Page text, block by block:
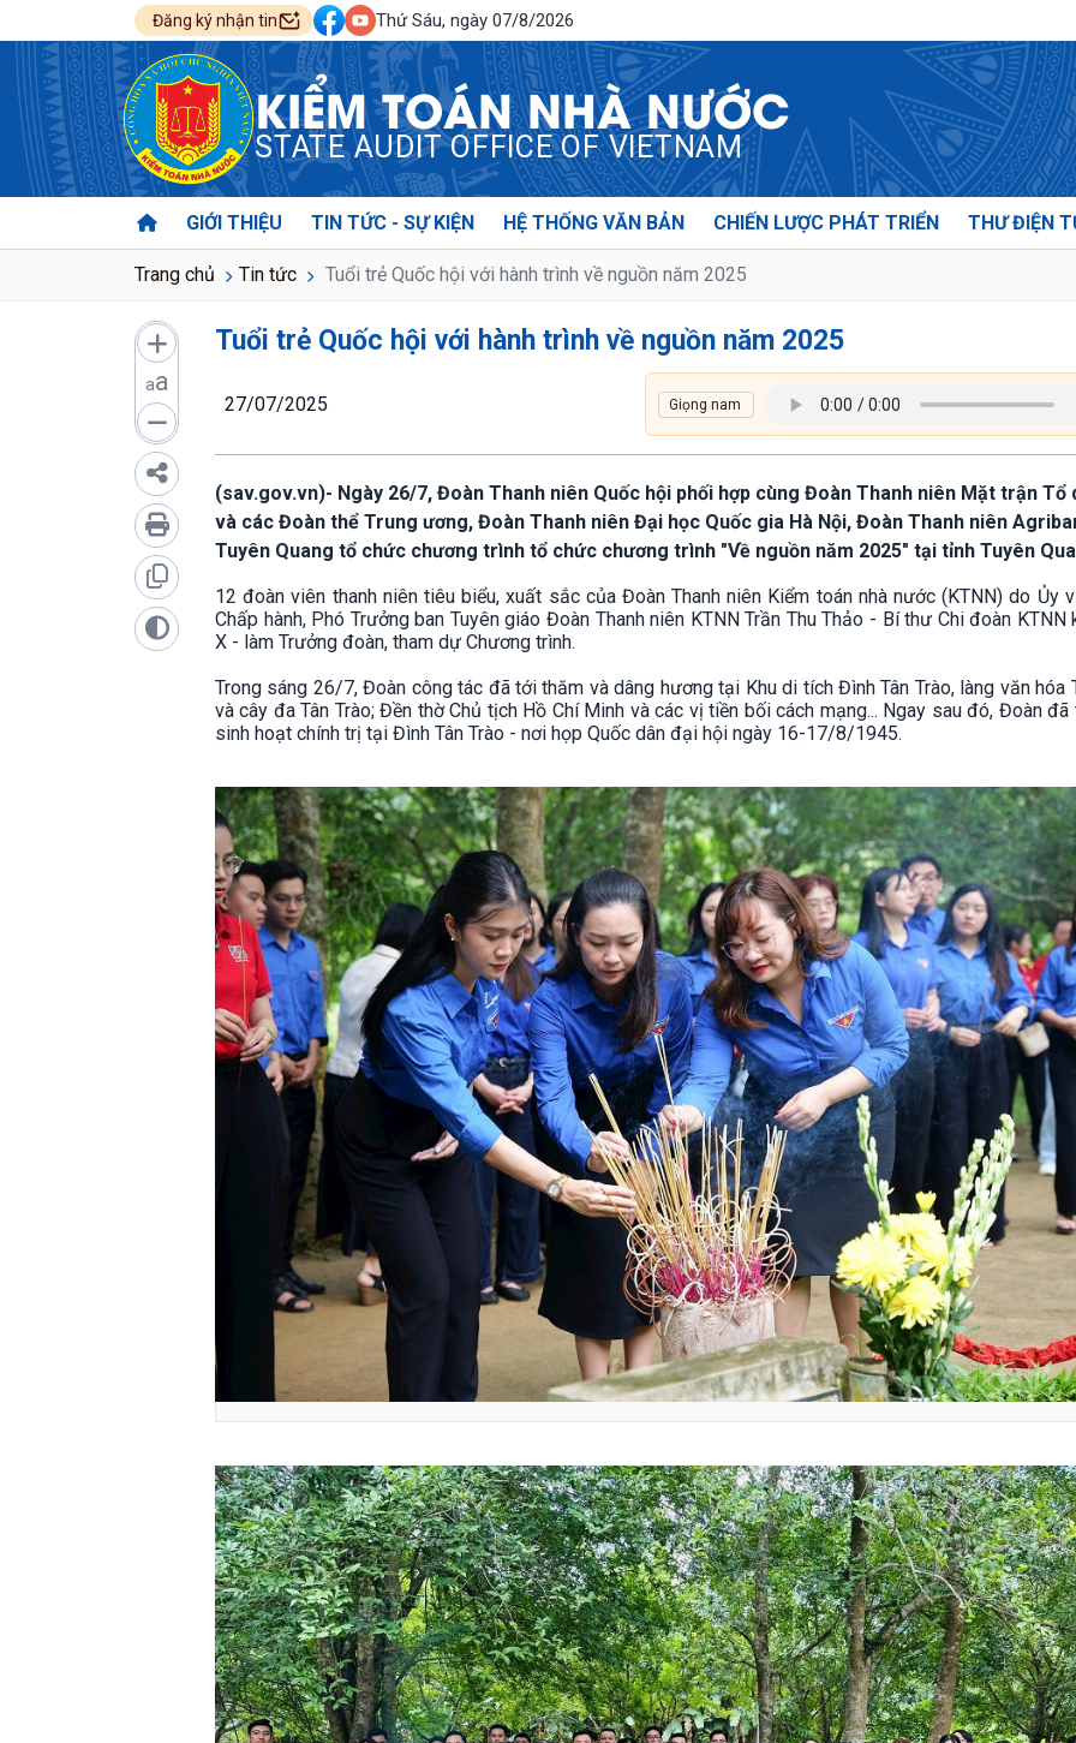
Đăng ký nhận tin Thứ Sáu, ngày 07/8/2026
KIỂM TOÁN NHÀ NƯỚC
STATE AUDIT OFFICE OF VIETNAM
GIỚI THIỆU TIN TỨC - SỰ KIỆN HỆ THỐNG VĂN BẢN CHIẾN LƯỢC PHÁT TRIỂN THƯ ĐIỆN
Trang chủ Tin tức Tuổi trẻ Quốc hội với hành trình về nguồn năm 2025
aa
Tuổi trẻ Quốc hội với hành trình về nguồn năm 2025
27/07/2025
(sav.gov.vn)- Ngày 26/7, Đoàn Thanh niên Quốc hội phối hợp cùng Đoàn Thanh niên Mặt trận Tổ
và các Đoàn thể Trung ương, Đoàn Thanh niên Đại học Quốc gia Hà Nội, Đoàn Thanh niên
Tuyên Quang tổ chức chương trình tổ chức chương trình "Về nguồn năm 2025" tại tỉnh Tuyên
12 đoàn viên thanh niên tiêu biểu, xuất sắc của Đoàn Thanh niên Kiểm toán nhà nước (KTNN) do Ủy
Chấp hành, Phó Trưởng ban Tuyên giáo Đoàn Thanh niên KTNN Trần Thu Thảo - Bí thư Chi đoàn KTNN
X - làm Trưởng đoàn, tham dự Chương trình.
Trong sáng 26/7, Đoàn công tác đã tới thăm và dâng hương tại Khu di tích Đình Tân Trào, làng văn hóa
và cây đa Tân Trào; Đền thờ Chủ tịch Hồ Chí Minh và các vị tiền bối cách mạng... Ngay sau đó, Đoàn
sinh hoạt chính trị tại Đình Tân Trào - nơi họp Quốc dân đại hội ngày 16-17/8/1945.